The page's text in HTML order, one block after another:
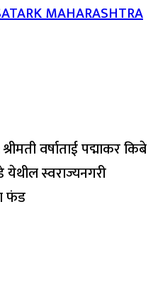
MAHARASHTRA
वर्षाताई पद्माकर किबे
स्वराज्यनगरी
फंड